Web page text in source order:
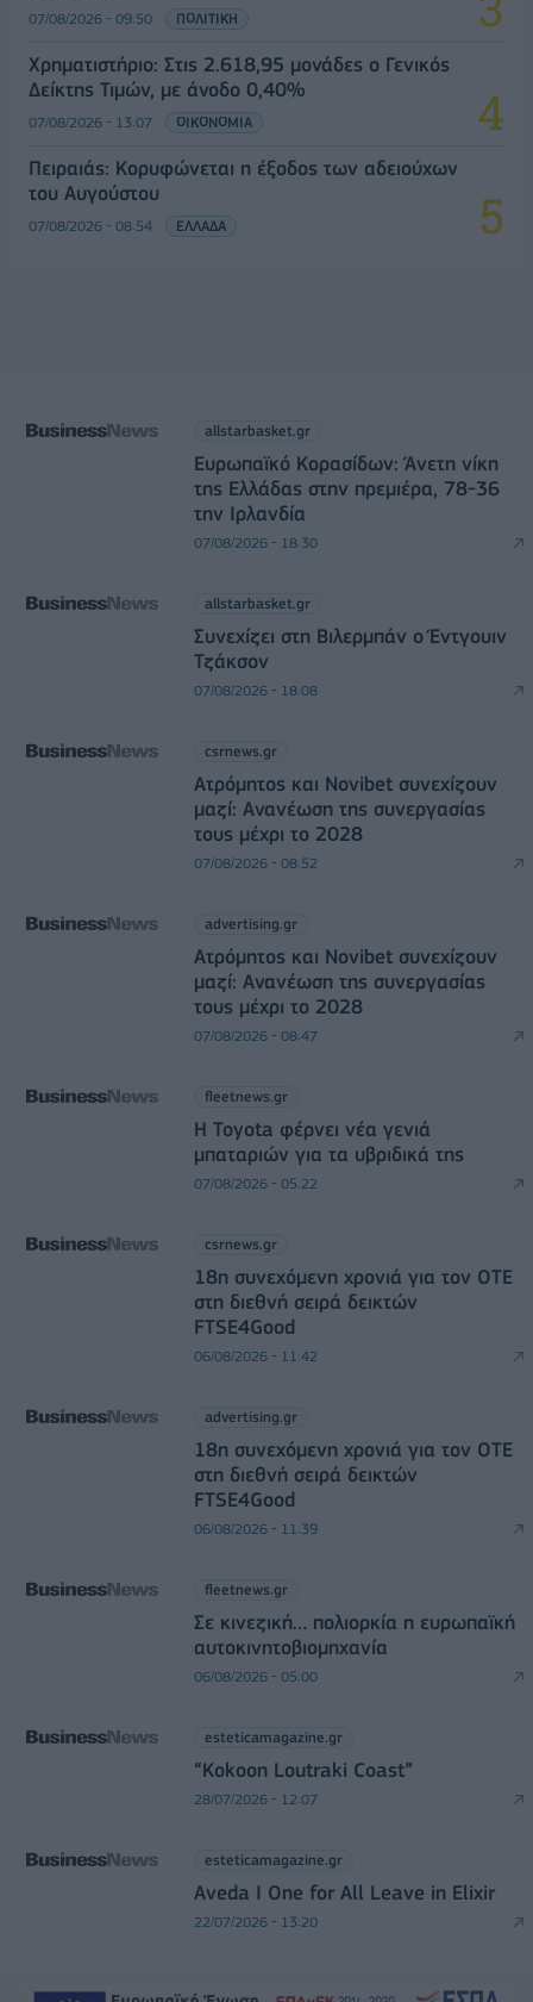
07/08/2026 - 09:50 ΠΟΛΙΤΙΚΗ
Χρηματιστήριο: Στις 2.618,95 μονάδες ο Γενικός
Δείκτης Τιμών, με άνοδο 0,40%
07/08/2026 - 13:07 ΟΙΚΟΝΟΜΙΑ
Πειραιάς: Κορυφώνεται η έξοδος των αδειούχων
του Αυγούστου
07/08/2026 - 08:54 ΕΛΛΑΔΑ
allstarbasket.gr
Ευρωπαϊκό Κορασίδων: Άνετη νίκη
της Ελλάδας στην πρεμιέρα, 78-36
την Ιρλανδία
07/08/2026 - 18:30
allstarbasket.gr
Συνεχίζει στη Βιλερμπάν ο Έντγουιν
Τζάκσον
07/08/2026 - 18:08
csrnews.gr
Ατρόμητος και Novibet συνεχίζουν
μαζί: Ανανέωση της συνεργασίας
τους μέχρι το 2028
07/08/2026 - 08:52
advertising.gr
Ατρόμητος και Novibet συνεχίζουν
μαζί: Ανανέωση της συνεργασίας
τους μέχρι το 2028
07/08/2026 - 08:47
fleetnews.gr
Η Toyota φέρνει νέα γενιά
μπαταριών για τα υβριδικά της
07/08/2026 - 05:22
csrnews.gr
18η συνεχόμενη χρονιά για τον ΟΤΕ
στη διεθνή σειρά δεικτών
FTSE4Good
06/08/2026 - 11:42
advertising.gr
18η συνεχόμενη χρονιά για τον ΟΤΕ
στη διεθνή σειρά δεικτών
FTSE4Good
06/08/2026 - 11:39
fleetnews.gr
Σε κινεζική… πολιορκία η ευρωπαϊκή
αυτοκινητοβιομηχανία
06/08/2026 - 05:00
esteticamagazine.gr
“Kokoon Loutraki Coast”
28/07/2026 - 12:07
esteticamagazine.gr
Aveda I One for All Leave in Elixir
22/07/2026 - 13:20